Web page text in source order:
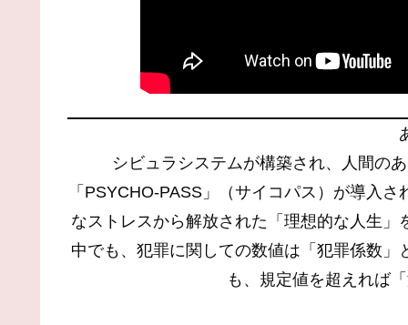
シビュラシステムが構築され、人間の
「PSYCHO-PASS」（サイコパス）が導入
なストレスから解放された「理想的な人生
中でも、犯罪に関しての数値は「犯罪係数
も、規定値を超えれば